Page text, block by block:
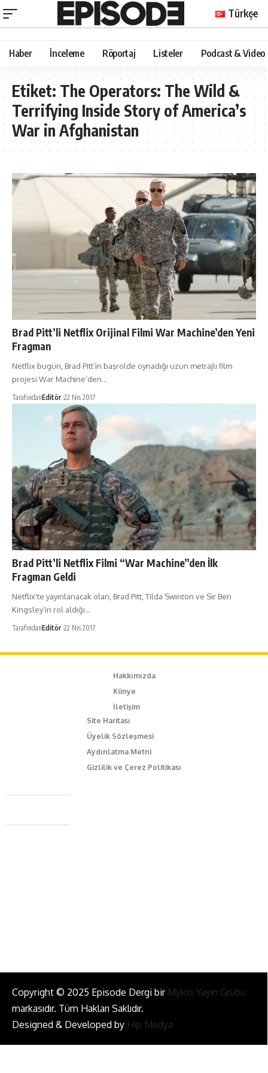
Türkçe
Haber İnceleme Röportaj Listeler Podcast & Video
Etiket:The Operators: The Wild &
Terrifying Inside Story of America’s
War in Afghanistan
Brad Pitt’li Netflix Orijinal Filmi War Machine’den Yeni
Fragman
Netflix bugün, Brad Pitt’in başrolde oynadığı uzun metrajlı film
projesi War Machine’den…
TarafındanEditör 22 Nis 2017
Brad Pitt’li Netflix Filmi “War Machine”den İlk
Fragman Geldi
Netflix'te yayınlanacak olan, Brad Pitt, Tilda Swinton ve Sir Ben
Kingsley’in rol aldığı…
TarafındanEditör 22 Nis 2017
Hakkımızda
Künye
İletişim
Site Haritası
Üyelik Sözleşmesi
Aydınlatma Metni
Gizlilik ve Çerez Politikası
Caferağa Mah. Dr. Şakir Paşa Sok. No3/A Kadıköy İstanbul
+90 543 345 46 00
Copyright © 2025 Episode Dergi bir Mylos Yayın Grubu
markasıdır. Tüm Hakları Saklıdır.
Designed & Developed by Hip Medya